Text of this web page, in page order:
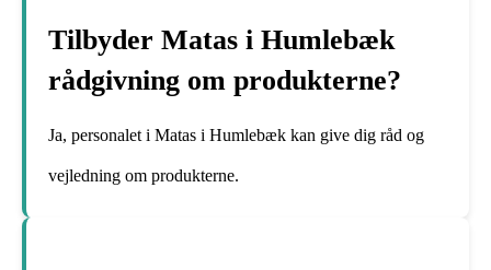
Tilbyder Matas i Humlebæk
rådgivning om produkterne?
Ja, personalet i Matas i Humlebæk kan give dig råd og
vejledning om produkterne.